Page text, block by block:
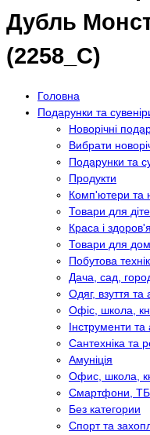
Дубль
(2258_C)
Головна
Подарунки та
Новорічні
Вибрати
Подарунки та
Продукти
Комп'ютери та
Товари для
Краса і здоров'я
Товари для
Побутова
Дача, сад,
Одяг, взуття та
Офіс, школа,
Інструменти та
Сантехніка та
Амуніція
Офис, школа,
Смартфони, ТБ
Без категории
Спорт та